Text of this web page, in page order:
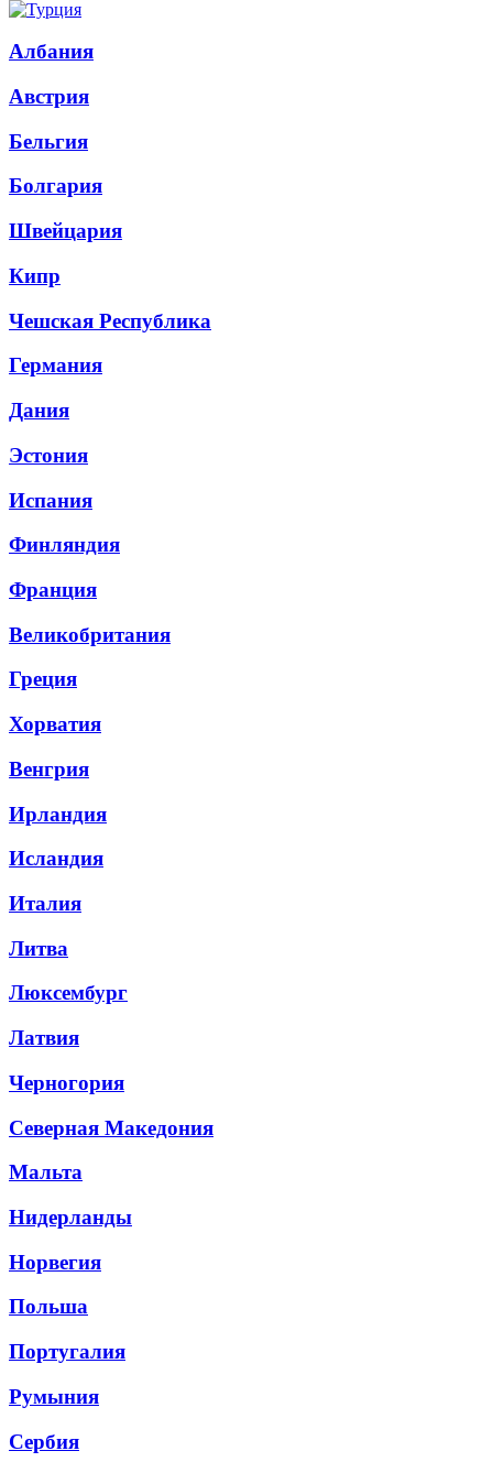
Албания
Австрия
Бельгия
Болгария
Швейцария
Кипр
Чешская Республика
Германия
Дания
Эстония
Испания
Финляндия
Франция
Великобритания
Греция
Хорватия
Венгрия
Ирландия
Исландия
Италия
Литва
Люксембург
Латвия
Черногория
Северная Македония
Мальта
Нидерланды
Норвегия
Польша
Португалия
Румыния
Сербия